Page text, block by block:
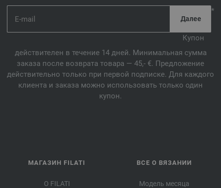
*
Купон
действителен в течение 14 дней. Минимальная сумма
заказа после возврата товара — 45,- €. Предложение
действительно только при первой подписке. Для каждого
клиента и заказа можно использовать только один
купон.
МАГАЗИН FILATI
О FILATI
ВСЕ О ВЯЗАНИИ
Модель месяца